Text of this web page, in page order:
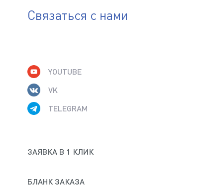
Связаться с нами
ЗАЯВКА В 1 КЛИК
БЛАНК ЗАКАЗА
YOUTUBE
VK
TELEGRAM